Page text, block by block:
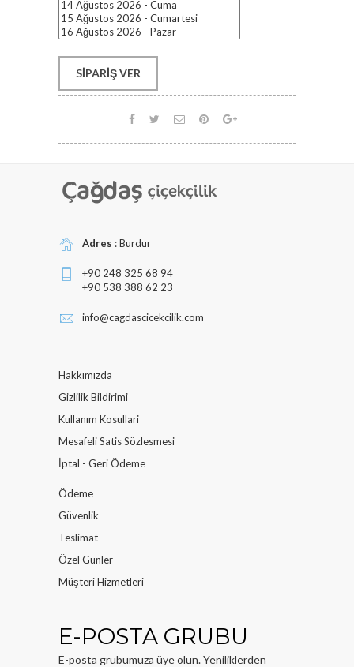
SIPARIŞ VER
Adres : Burdur
+90 248 325 68 94
+90 538 388 62 23
info@cagdascicekcilik.com
Hakkımızda
Gizlilik Bildirimi
Kullanım Kosullari
Mesafeli Satis Sözlesmesi
İptal - Geri Ödeme
Ödeme
Güvenlik
Teslimat
Özel Günler
Müşteri Hizmetleri
E-POSTA GRUBU
E-posta grubumuza üye olun. Yeniliklerden